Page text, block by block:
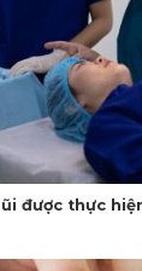
được thực